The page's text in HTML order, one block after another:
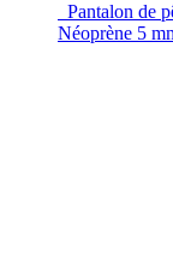
Pantalon de
Néoprène 5